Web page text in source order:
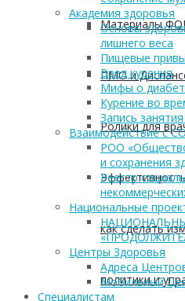
Материалы
ПМО и
Ролики для
как сделать
политики и
Академия здоровья
Основы
лишнего веса
Пищевые
Вред курения
Мифы о
Курение во
Запись
Взаимодействие с
РОО
и сохранения
Реестр
Национальные
Центры Здоровья
Адреса
Мобильный
Cпециалистам